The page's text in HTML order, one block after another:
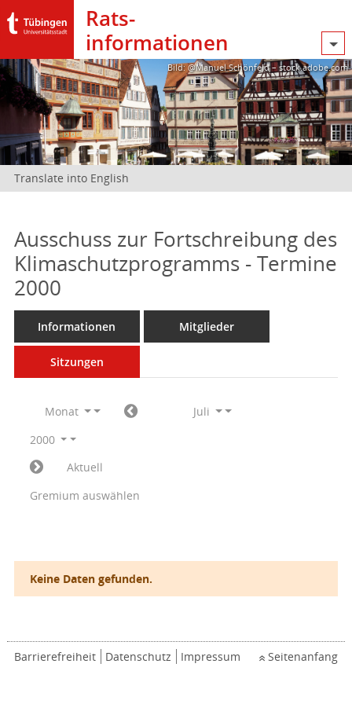
Rats­
informationen
Bild: @Manuel Schönfeld – stock.adobe.com
Translate into English
Ausschuss zur Fortschreibung des
Klimaschutzprogramms - Termine
2000
Informationen Mitglieder
Sitzungen
Monat
Juli
2000
Aktuell
Gremium auswählen
Keine Daten gefunden.
Barrierefreiheit Datenschutz Impressum Seitenanfang